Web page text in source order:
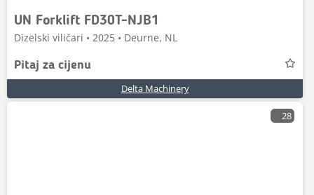
UN Forklift FD30T-NJB1
Dizelski viličari • 2025 • Deurne, NL
Pitaj za cijenu
Delta Machinery
28